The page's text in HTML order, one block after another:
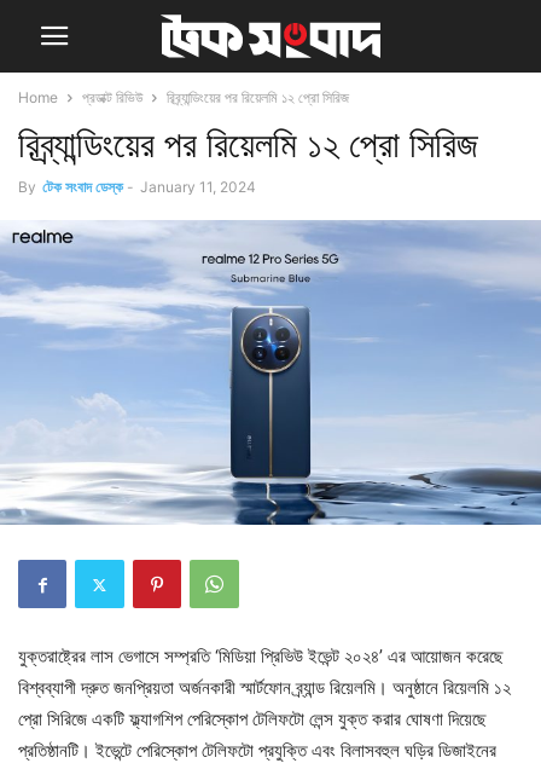
Home প্রডাক্ট রিভিউ রিব্র্যান্ডিংয়ের পর রিয়েলমি ১২ প্রো সিরিজ
রিব্র্যান্ডিংয়ের পর রিয়েলমি ১২ প্রো সিরিজ
By টেক সংবাদ ডেস্ক - January 11, 2024
যুক্তরাষ্ট্রের লাস ভেগাসে সম্প্রতি ‘মিডিয়া প্রিভিউ ইভেন্ট ২০২৪’ এর আয়োজন করেছে
বিশ্বব্যাপী দ্রুত জনপ্রিয়তা অর্জনকারী স্মার্টফোন ব্র্যান্ড রিয়েলমি। অনুষ্ঠানে রিয়েলমি ১২
প্রো সিরিজে একটি ফ্ল্যাগশিপ পেরিস্কোপ টেলিফটো লেন্স যুক্ত করার ঘোষণা দিয়েছে
প্রতিষ্ঠানটি। ইভেন্টে পেরিস্কোপ টেলিফটো প্রযুক্তি এবং বিলাসবহুল ঘড়ির ডিজাইনের